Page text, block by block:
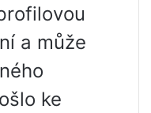
a může
ke